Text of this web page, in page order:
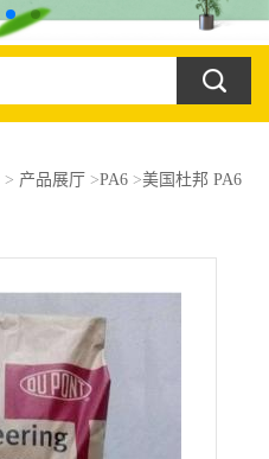
> 产品展厅>PA6>美国杜邦 PA6